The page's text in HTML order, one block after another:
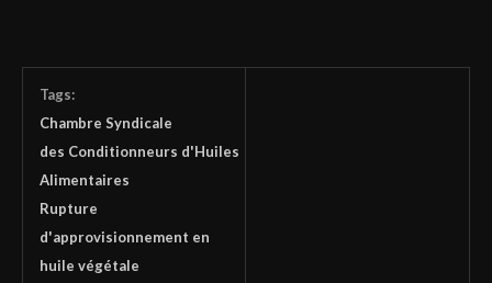
Tags:
Chambre Syndicale
des Conditionneurs d'Huiles
Alimentaires
Rupture
d'approvisionnement en
huile végétale